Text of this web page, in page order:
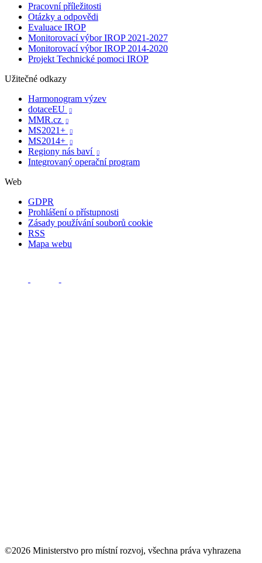
Pracovní příležitosti
Otázky a odpovědi
Evaluace IROP
Monitorovací výbor IROP 2021-2027
Monitorovací výbor IROP 2014-2020
Projekt Technické pomoci IROP
Užitečné odkazy
Harmonogram výzev
dotaceEU

MMR.cz 
MS2021+ 
MS2014+ 
Regiony nás baví 
Integrovaný operační program
Web
GDPR
Prohlášení o přístupnosti
Zásady používání souborů cookie
RSS
Mapa webu
©2026 Ministerstvo pro místní rozvoj, všechna práva vyhrazena